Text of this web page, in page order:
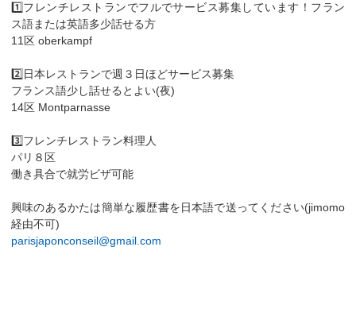
1️⃣フレンチレストランでフルでサービス募集しています！フラン
ス語または英語多少話せる方
11区 oberkampf
2️⃣日本レストランで週３日ほどサービス募集
フランス語少し話せるとよい(夜)
14区 Montparnasse
3️⃣フレンチレストラン料理人
パリ８区
働き具合で就労ビザ可能
興味のあるかたは簡単な履歴書を日本語で送ってください(jimomo
経由不可)
parisjaponconseil@gmail.com